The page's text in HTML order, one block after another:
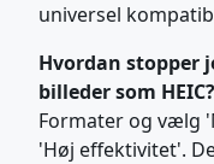
universel
Hvordan stopper
billeder som HEIC?
Formater og vælg
'Høj effektivitet'.